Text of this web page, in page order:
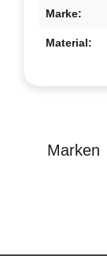
Marke:
Material:
Marken